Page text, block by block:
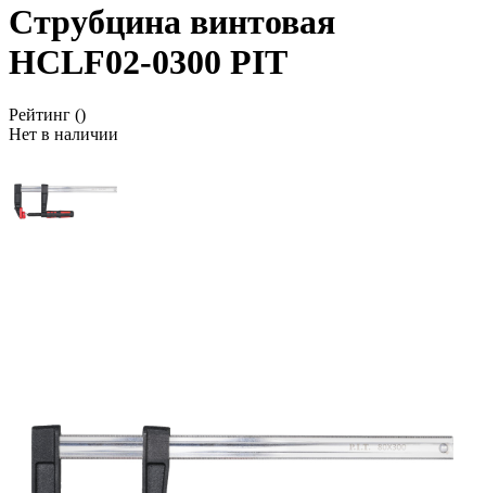
Струбцина винтовая
HCLF02-0300 PIT
Рейтинг ()
Нет в наличии